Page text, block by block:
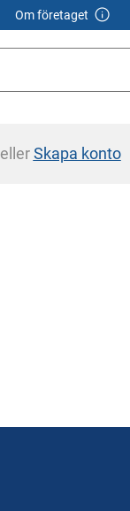
Om företaget
ellerSkapa konto